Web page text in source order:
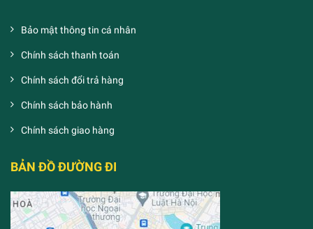
Bảo mật thông tin cá nhân
Chính sách thanh toán
Chính sách đổi trả hàng
Chính sách bảo hành
Chính sách giao hàng
BẢN ĐỒ ĐƯỜNG ĐI